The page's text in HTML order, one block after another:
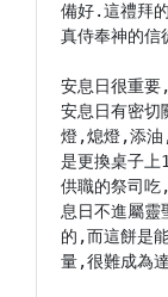
備好.這禮拜
真侍奉神的信
安息日很重
安息日有密
燈,熄燈,添油
是更換桌子
供職的祭司
息日不進屬
的,而這餅是
量,很難成為